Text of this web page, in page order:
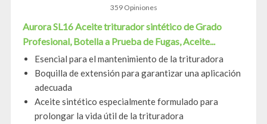
359 Opiniones
Aurora SL16 Aceite triturador sintético de Grado
Profesional, Botella a Prueba de Fugas, Aceite...
Esencial para el mantenimiento de la trituradora
Boquilla de extensión para garantizar una aplicación
adecuada
Aceite sintético especialmente formulado para
prolongar la vida útil de la trituradora